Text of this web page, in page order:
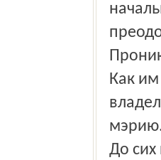
Как им
До сих